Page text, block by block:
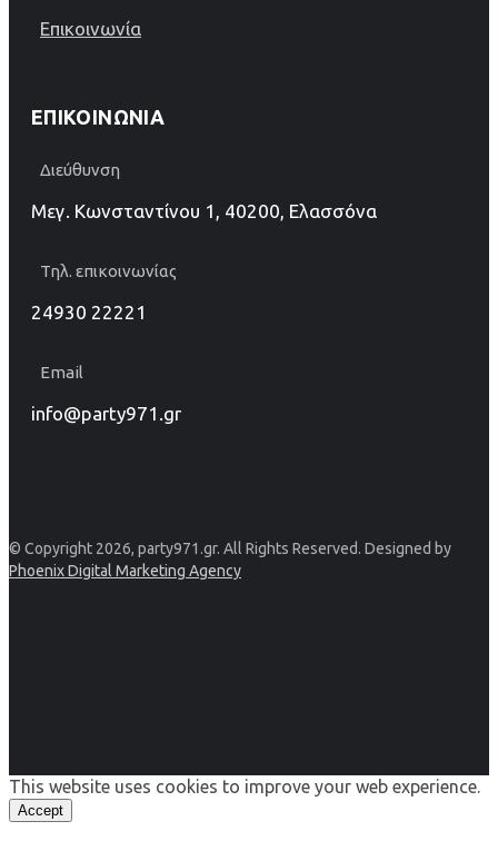
Επικοινωνία
ΕΠΙΚΟΙΝΩΝΊΑ
Διεύθυνση
Μεγ. Κωνσταντίνου 1, 40200, Ελασσόνα
Τηλ. επικοινωνίας
24930 22221
Email
info@party971.gr
© Copyright 2026, party971.gr. All Rights Reserved. Designed by
Phoenix Digital Marketing Agency
This website uses cookies to improve your web experience.
Accept